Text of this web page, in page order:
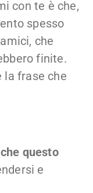
con te è che,
spesso
che
finite.
la frase che
questo
e